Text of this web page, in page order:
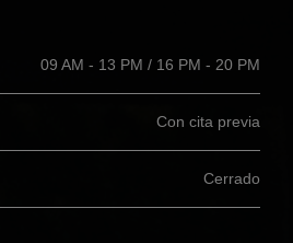
09 AM - 13 PM / 16 PM - 20 PM
Con cita previa
Cerrado